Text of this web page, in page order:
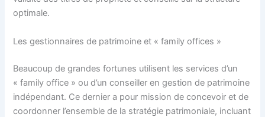
optimale.
Les gestionnaires de patrimoine et « family offices »
Beaucoup de grandes fortunes utilisent les services d’un
« family office » ou d’un conseiller en gestion de patrimoine
indépendant. Ce dernier a pour mission de concevoir et de
coordonner l’ensemble de la stratégie patrimoniale, incluant